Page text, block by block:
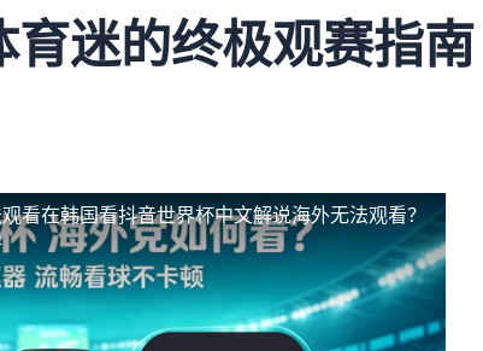
迷的终极观赛指南
看在韩国看抖音世界杯中文解说海外无法观看？